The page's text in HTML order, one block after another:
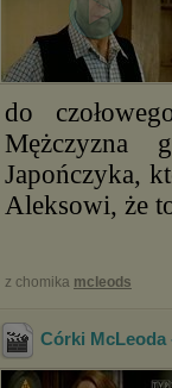
do
Mężczyzna
Japończyka,
Aleksowi, że
z chomika mcleods
Córki McLeoda